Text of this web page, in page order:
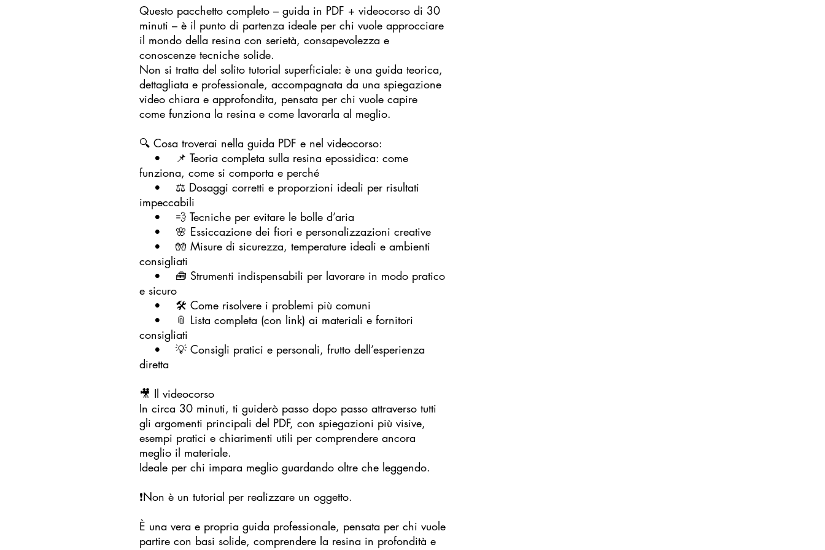
Questo pacchetto completo – guida in PDF + videocorso di 30
minuti – è il punto di partenza ideale per chi vuole approcciare
il mondo della resina con serietà, consapevolezza e
conoscenze tecniche solide.
Non si tratta del solito tutorial superficiale: è una guida teorica,
dettagliata e professionale, accompagnata da una spiegazione
video chiara e approfondita, pensata per chi vuole capire
come funziona la resina e come lavorarla al meglio.
🔍 Cosa troverai nella guida PDF e nel videocorso:
• 📌 Teoria completa sulla resina epossidica: come
funziona, come si comporta e perché
• ⚖ Dosaggi corretti e proporzioni ideali per risultati
impeccabili
• 💨 Tecniche per evitare le bolle d’aria
• 🌸 Essiccazione dei fiori e personalizzazioni creative
• 🧤 Misure di sicurezza, temperature ideali e ambienti
consigliati
• 🧰 Strumenti indispensabili per lavorare in modo pratico
e sicuro
• 🛠 Come risolvere i problemi più comuni
• 📎 Lista completa (con link) ai materiali e fornitori
consigliati
• 💡 Consigli pratici e personali, frutto dell’esperienza
diretta
🎥 Il videocorso
In circa 30 minuti, ti guiderò passo dopo passo attraverso tutti
gli argomenti principali del PDF, con spiegazioni più visive,
esempi pratici e chiarimenti utili per comprendere ancora
meglio il materiale.
Ideale per chi impara meglio guardando oltre che leggendo.
❗Non è un tutorial per realizzare un oggetto.
È una vera e propria guida professionale, pensata per chi vuole
partire con basi solide, comprendere la resina in profondità e